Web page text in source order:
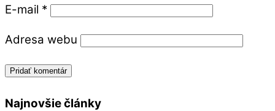
E-mail *
Adresa webu
Najnovšie články